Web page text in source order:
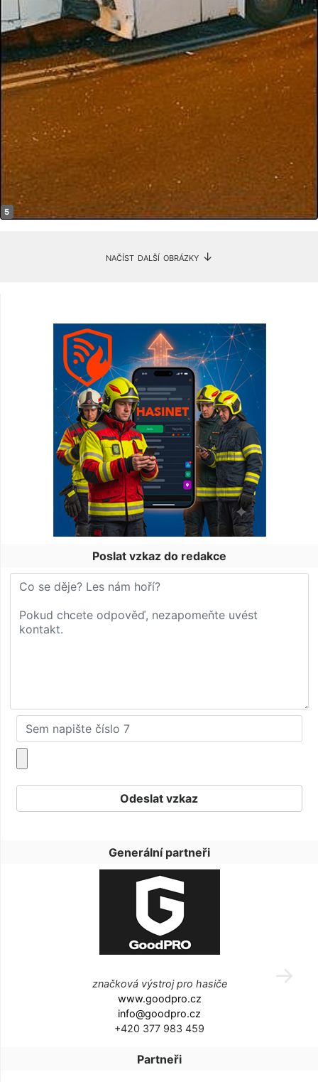
načíst další obrázky ↓
Poslat vzkaz do redakce
Generální partneři
značková výstroj pro hasiče
www.goodpro.cz
info@goodpro.cz
+420 377 983 459
Partneři